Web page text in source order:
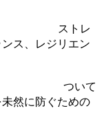
ストレ
ス、レジリエン
ついて
然に防ぐための